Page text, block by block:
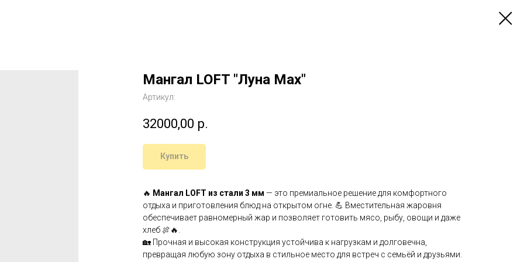
Мангал LOFT "Луна Мах"
Артикул:
32000,00 р.
Купить
🔥 Мангал LOFT из стали 3 мм — это премиальное решение для комфортного
отдыха и приготовления блюд на открытом огне. 💪 Вместительная жаровня
обеспечивает равномерный жар и позволяет готовить мясо, рыбу, овощи и даже
хлеб 🍖🔥.
🏡 Прочная и высокая конструкция устойчива к нагрузкам и долговечна,
превращая любую зону отдыха в стильное место для встреч с семьёй и друзьями.